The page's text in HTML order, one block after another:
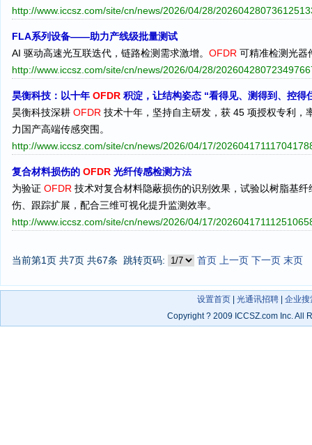
http://www.iccsz.com/site/cn/news/2026/04/28/
FLA系列设备——助力产线级批量测试
AI 驱动高速光互联迭代，链路检测需求激增。 OFDR 可精准检测光器
http://www.iccsz.com/site/cn/news/2026/04/28/
昊衡科技：以十年 OFDR 积淀，让结构姿态 “看得见、测得到、控得
昊衡科技深耕 OFDR 技术十年，坚持自主研发，获 45 项授权专利
力国产高端传感突围。
http://www.iccsz.com/site/cn/news/2026/04/17/
复合材料损伤的 OFDR 光纤传感检测方法
为验证 OFDR 技术对复合材料隐蔽损伤的识别效果，试验以树脂基
伤、跟踪扩展，配合三维可视化提升监测效率。
http://www.iccsz.com/site/cn/news/2026/04/17/
当前第1页 共7页 共67条 跳转页码: 首页 上一页 下一页 末页
设置首页 光通讯招聘
企业搜
Copyright? 2009 ICCSZ.com Inc. All